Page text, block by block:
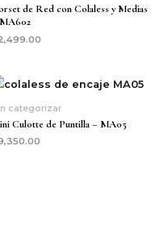
de Red con Colaless y Medias
categorizar
Culotte de Puntilla – MA05